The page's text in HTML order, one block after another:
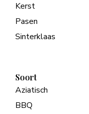
Kerst
Pasen
Sinterklaas
Soort
Aziatisch
BBQ